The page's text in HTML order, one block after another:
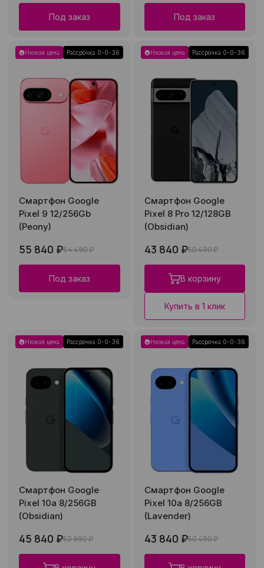
Под заказ Под заказ
Низкая цена Рассрочка 0-0-36
Смартфон Google
Pixel 9 12/256Gb
(Peony)
55 840 ₽64 490 ₽
Под заказ
Низкая цена Рассрочка 0-0-36
Смартфон Google
Pixel 8 Pro 12/128GB
(Obsidian)
43 840 ₽50 490 ₽
В корзину
Купить в 1 клик
Низкая цена Рассрочка 0-0-36
Смартфон Google
Pixel 10a 8/256GB
(Obsidian)
45 840 ₽52 990 ₽
Низкая цена Рассрочка 0-0-36
Смартфон Google
Pixel 10a 8/256GB
(Lavender)
43 840 ₽50 490 ₽